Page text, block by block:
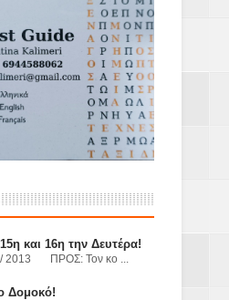
και 16η την Δευτέρα!
ΠΡΟΣ: Τον κο ...
Δομοκό!